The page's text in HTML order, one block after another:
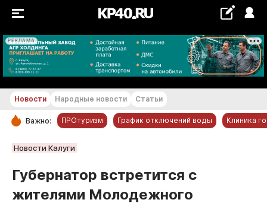
РЕКЛАМА
+20...+21 °С
РУБРИКИ
Новости компаний
Статьи
Новости Народные новости Статьи
Важно: ПРОтуризм График отключений воды Клиника
Новости Калуги
Губернатор встретится с
жителями Молодежного